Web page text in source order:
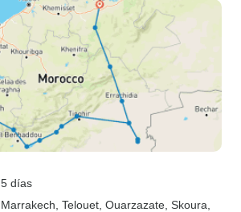
5 días
Marrakech , Telouet , Ouarzazate , Skoura